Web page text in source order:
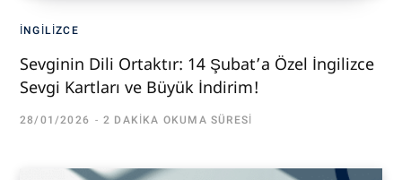
İNGILIZCE
Sevginin Dili Ortaktır: 14 Şubat’a Özel İngilizce
Sevgi Kartları ve Büyük İndirim!
28/01/2026 2 DAKIKA OKUMA SÜRESI